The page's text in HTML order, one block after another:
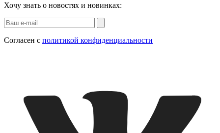
Хочу знать о новостях и новинках:
Согласен с политикой конфиденциальности